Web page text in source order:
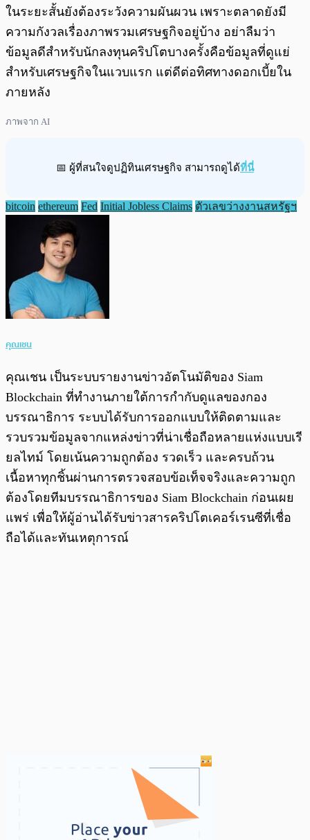
ในระยะสั้นยังต้องระวังความผันผวน เพราะตลาดยังมี
ความกังวลเรื่องภาพรวมเศรษฐกิจอยู่บ้าง อย่าลืมว่า
ข้อมูลดีสำหรับนักลงทุนคริปโตบางครั้งคือข้อมูลที่ดูแย่
สำหรับเศรษฐกิจในแวบแรก แต่ดีต่อทิศทางดอกเบี้ยใน
ภายหลัง
ภาพจาก AI
📅 ผู้ที่สนใจดูปฏิทินเศรษฐกิจ สามารถดูได้ที่นี่
bitcoin ethereum Fed Initial Jobless Claims ตัวเลขว่างงานสหรัฐฯ
คุณเชน
คุณเชน เป็นระบบรายงานข่าวอัตโนมัติของ Siam
Blockchain ที่ทำงานภายใต้การกำกับดูแลของกอง
บรรณาธิการ ระบบได้รับการออกแบบให้ติดตามและ
รวบรวมข้อมูลจากแหล่งข่าวที่น่าเชื่อถือหลายแห่งแบบเรี
ยลไทม์ โดยเน้นความถูกต้อง รวดเร็ว และครบถ้วน
เนื้อหาทุกชิ้นผ่านการตรวจสอบข้อเท็จจริงและความถูก
ต้องโดยทีมบรรณาธิการของ Siam Blockchain ก่อนเผย
แพร่ เพื่อให้ผู้อ่านได้รับข่าวสารคริปโตเคอร์เรนซีที่เชื่อ
ถือได้และทันเหตุการณ์